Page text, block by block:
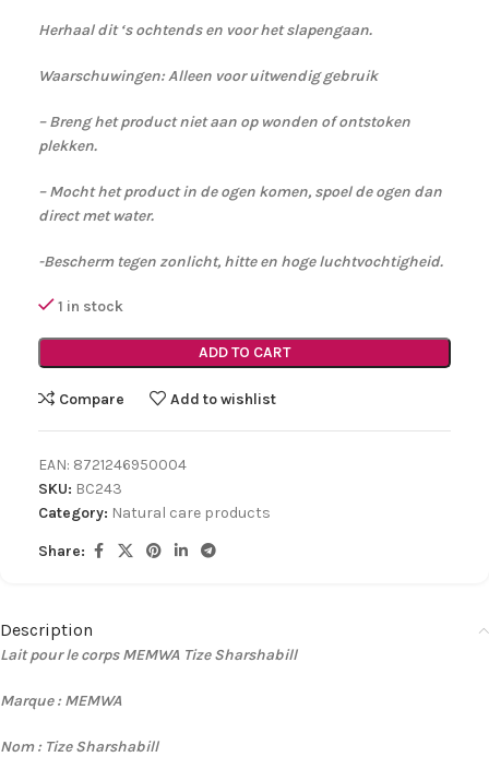
Herhaal dit ‘s ochtends en voor het slapengaan.
Waarschuwingen: Alleen voor uitwendig gebruik
– Breng het product niet aan op wonden of ontstoken
plekken.
– Mocht het product in de ogen komen, spoel de ogen dan
direct met water.
-Bescherm tegen zonlicht, hitte en hoge luchtvochtigheid.
1 in stock
ADD TO CART
Compare Add to wishlist
EAN: 8721246950004
SKU: BC243
Category: Natural care products
Share:
Description
Lait pour le corps MEMWA Tize Sharshabill
Marque : MEMWA
Nom : Tize Sharshabill